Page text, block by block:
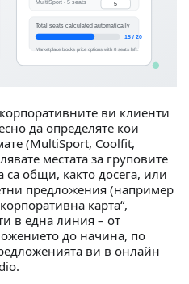
ви клиенти
да определяте кои
(MultiSport, Coolfit,
местата за груповите
общи, както досега, или
предложения (например
карта“,
в една линия – от
до начина, по
ви в онлайн